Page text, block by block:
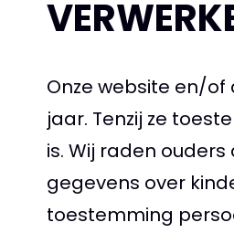
Onze website en/of
jaar. Tenzij ze
is. Wij raden
gegevens over
toestemming